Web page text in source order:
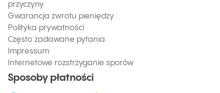
przyczyny
Gwarancja zwrotu pieniędzy
Polityka prywatności
Często zadawane pytania
Impressum
Internetowe rozstrzyganie sporów
Sposoby płatności